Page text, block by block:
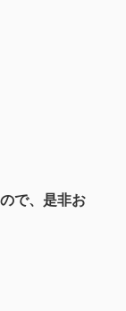
で、是非お